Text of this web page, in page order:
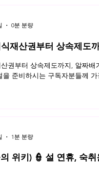
재산권부터 상속제도
플라 법률레터
권부터 상속제도까지, 알짜
을 준비하시는 구독자분들께
0분 분량
위키) 👮 설 연휴, 숙
1분 분량